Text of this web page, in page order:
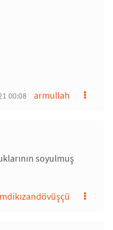
armullah
00:08
soyulmuş